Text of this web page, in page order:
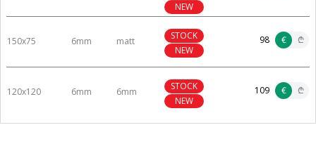
NEW
150x75 6mm matt
STOCK
NEW
€ ₾
98
120x120 6mm 6mm
STOCK
NEW
€ ₾
109